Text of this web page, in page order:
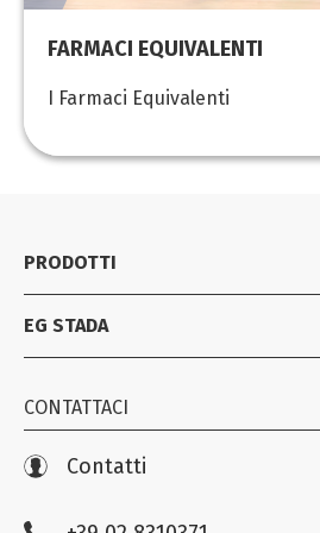
FARMACI EQUIVALENTI
I Farmaci Equivalenti
PRODOTTI
Listino prodotti
Consumer Healthcare
Biosimilari e specialistici
EG STADA
News
Iniziative
CONTATTACI
Contatti